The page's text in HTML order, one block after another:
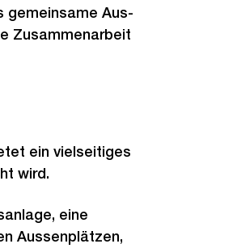
gemeinsame Aus-
Zusammenarbeit
ein vielseitiges
wird.
eine
Aussenplätzen,